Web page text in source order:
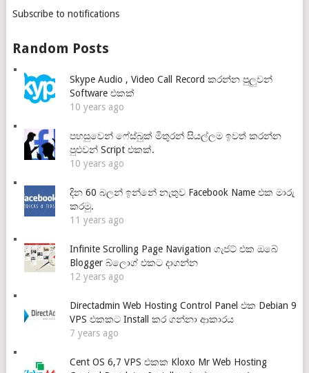
Subscribe to notifications
Random Posts
Skype Audio , Video Call Record කරන්න පුලුවන්
Software එකක්
10 years ago
පහසුවෙන් ෆේස්බුක් මිතුරන් සියල්ලම ඉවත් කරන්න
පුළුවන් Script එකක්.
10 years ago
දින 60 බලන් ඉන්නේ නැතුව Facebook Name එක මාරු
කරමු.
11 years ago
Infinite Scrolling Page Navigation ගැජට් එක ඔබේ
Blogger බ්ලොග් එකට දාගන්න
12 years ago
Directadmin Web Hosting Control Panel එක Debian 9
VPS එකකට Install කර ගන්නා ආකාරය
7 years ago
Cent OS 6,7 VPS එකක Kloxo Mr Web Hosting